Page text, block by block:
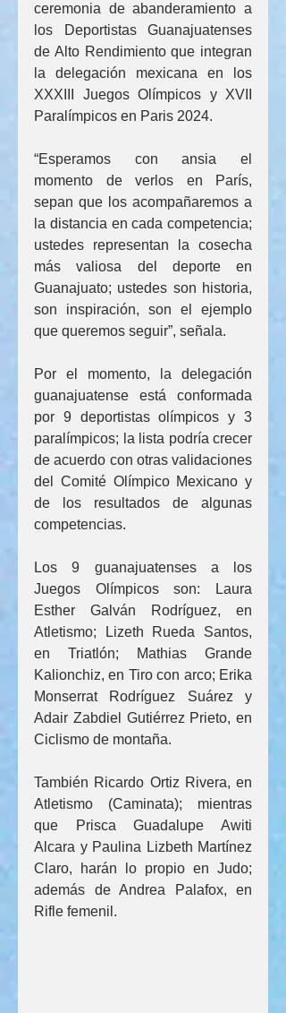
ceremonia de abanderamiento a
los Deportistas Guanajuatenses
de Alto Rendimiento que integran
la delegación mexicana en los
XXXIII Juegos Olímpicos y XVII
Paralímpicos en Paris 2024.
“Esperamos con ansia el
momento de verlos en París,
sepan que los acompañaremos a
la distancia en cada competencia;
ustedes representan la cosecha
más valiosa del deporte en
Guanajuato; ustedes son historia,
son inspiración, son el ejemplo
que queremos seguir”, señala.
Por el momento, la delegación
guanajuatense está conformada
por 9 deportistas olímpicos y 3
paralímpicos; la lista podría crecer
de acuerdo con otras validaciones
del Comité Olímpico Mexicano y
de los resultados de algunas
competencias.
Los 9 guanajuatenses a los
Juegos Olímpicos son: Laura
Esther Galván Rodríguez, en
Atletismo; Lizeth Rueda Santos,
en Triatlón; Mathias Grande
Kalionchiz, en Tiro con arco; Erika
Monserrat Rodríguez Suárez y
Adair Zabdiel Gutiérrez Prieto, en
Ciclismo de montaña.
También Ricardo Ortiz Rivera, en
Atletismo (Caminata); mientras
que Prisca Guadalupe Awiti
Alcara y Paulina Lizbeth Martínez
Claro, harán lo propio en Judo;
además de Andrea Palafox, en
Rifle femenil.